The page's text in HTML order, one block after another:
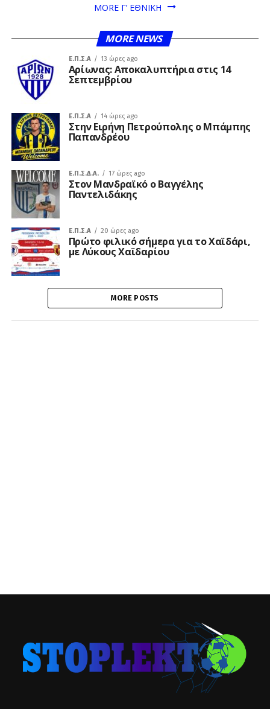
MORE Γ’ ΕΘΝΙΚΗ
MORE NEWS
Ε.Π.Σ.Α 13 ώρες ago
Αρίωνας: Αποκαλυπτήρια στις 14
Σεπτεμβρίου
Ε.Π.Σ.Α 14 ώρες ago
Στην Ειρήνη Πετρούπολης ο Μπάμπης
Παπανδρέου
Ε.Π.Σ.Δ.Α. 17 ώρες ago
Στον Μανδραϊκό ο Βαγγέλης
Παντελιδάκης
Ε.Π.Σ.Α 20 ώρες ago
Πρώτο φιλικό σήμερα για το Χαϊδάρι,
με Λύκους Χαϊδαρίου
MORE POSTS